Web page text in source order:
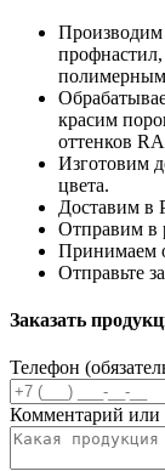
Производим
профнастил,
красим
оттенков
Изготовим
цвета.
Доставим в
Отправим в
Принимаем
Отправьте
Заказать
Телефон
Комментарий или